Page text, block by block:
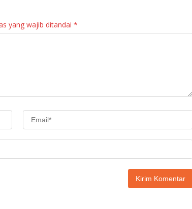
yang wajib ditandai *